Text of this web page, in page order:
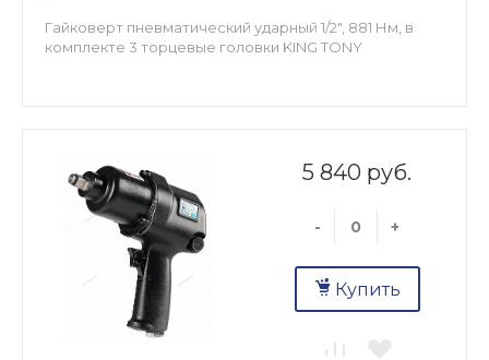
Гайковерт пневматический ударный 1/2", 881 Нм, в
комплекте 3 торцевые головки KING TONY
5 840 руб.
- +
Купить